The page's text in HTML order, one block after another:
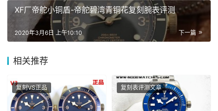
XF厂帝舵小铜盾-帝舵碧湾青铜花复刻腕表评测
下一篇
2020年3月6日 上午10:10
相关推荐
复刻VS正品 复刻表评测文章